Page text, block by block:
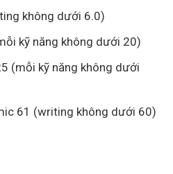
không dưới 6.0)
kỹ năng không dưới 20)
(mỗi kỹ năng không dưới
61 (writing không dưới 60)